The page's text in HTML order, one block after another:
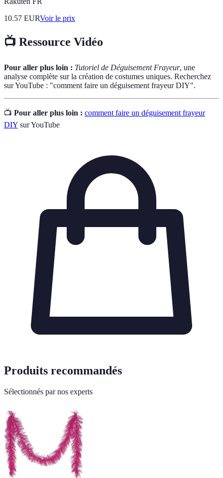
10.57 EURVoir le prix
📺 Ressource Vidéo
Pour aller plus loin : Tutoriel de Déguisement Frayeur, une
analyse complète sur la création de costumes uniques. Recherchez
sur YouTube : "comment faire un déguisement frayeur DIY".
📺 Pour aller plus loin : comment faire un déguisement frayeur
DIY sur YouTube
Produits recommandés
Sélectionnés par nos experts